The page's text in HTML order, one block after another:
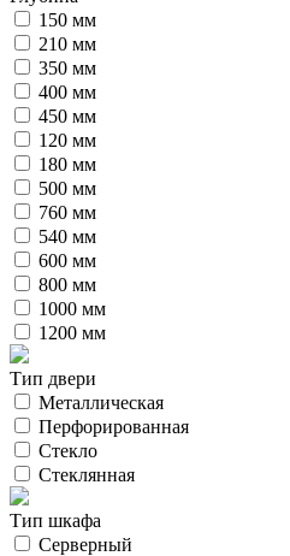
150 мм
210 мм
350 мм
400 мм
450 мм
120 мм
180 мм
500 мм
760 мм
540 мм
600 мм
800 мм
1000 мм
1200 мм
Тип двери
Металлическая
Перфорированная
Стекло
Стеклянная
Тип шкафа
Серверный